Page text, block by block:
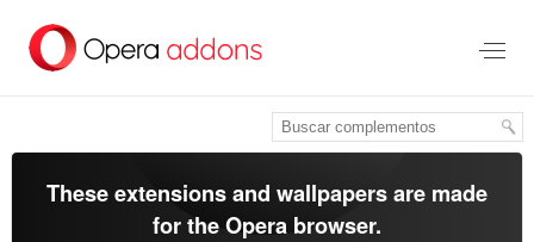
contenido
These extensions and wallpapers are made
for theOpera browser.